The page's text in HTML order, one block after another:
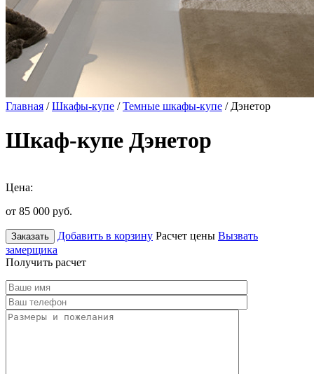
Главная /Шкафы-купе /Темные шкафы-купе / Дэнетор
Шкаф-купе Дэнетор
Цена:
от 85 000 руб.
Заказать Добавить в корзину Расчет цены Вызвать
замерщика
Получить расчет